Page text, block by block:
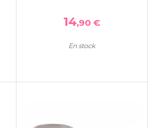
14,90 €
En stock